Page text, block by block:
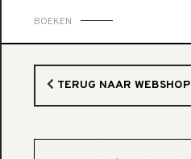
BOEKEN
TERUG NAAR WEBSHOP